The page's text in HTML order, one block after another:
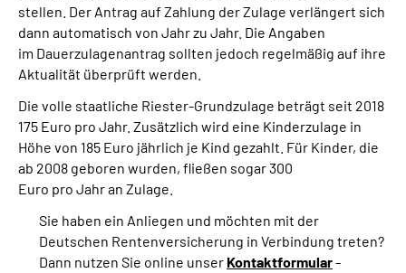
Inhalte in Gebärdensprache (DGS)
Leichte Sprache
Mein Kundenportal
stellen. Der Antrag auf Zahlung der Zulage verlängert sich
dann automatisch von Jahr zu Jahr. Die Angaben
im Dauerzulagenantrag sollten jedoch regelmäßig auf ihre
Aktualität überprüft werden.
Die volle staatliche Riester-Grundzulage beträgt seit 2018
175 Euro pro Jahr. Zusätzlich wird eine Kinderzulage in
Höhe von 185 Euro jährlich je Kind gezahlt. Für Kinder, die
ab 2008 geboren wurden, fließen sogar 300
Euro pro Jahr an Zulage.
Sie haben ein Anliegen und möchten mit der
Deutschen Rentenversicherung in Verbindung treten?
Dann nutzen Sie online unser Kontaktformular-